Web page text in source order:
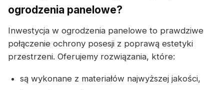
ogrodzenia panelowe?
Inwestycja w ogrodzenia panelowe to prawdziwe
połączenie ochrony posesji z poprawą estetyki
przestrzeni. Oferujemy rozwiązania, które:
są wykonane z materiałów najwyższej jakości,